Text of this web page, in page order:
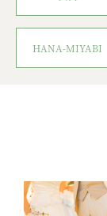
HANA-MIYABI